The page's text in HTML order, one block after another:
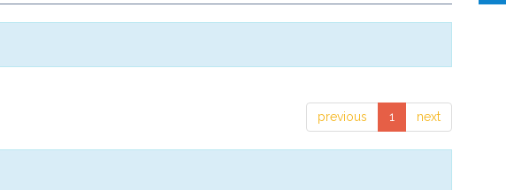
previous 1 next